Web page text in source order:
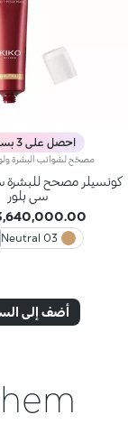
احصل على 3 بسعر 2
كونسيلر مصحح للبشرة
سي بلور
LBP
03 Neutral
أضف إلى